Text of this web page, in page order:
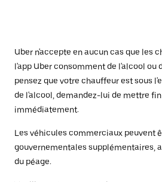
Uber n'accepte en aucun cas que les
l'app Uber consomment de l'alcool ou
pensez que votre chauffeur est sous
de l'alcool, demandez-lui de mettre
immédiatement.
Les véhicules commerciaux peuvent
gouvernementales supplémentaires,
du péage.